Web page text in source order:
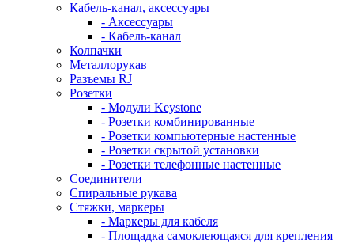
Кабель-канал, аксессуары
- Аксессуары
- Кабель-канал
Колпачки
Металлорукав
Разъемы RJ
Розетки
- Модули Keystone
- Розетки комбинированные
- Розетки компьютерные настенные
- Розетки скрытой установки
- Розетки телефонные настенные
Соединители
Спиральные рукава
Стяжки, маркеры
- Маркеры для кабеля
- Площадка самоклеющаяся для крепления